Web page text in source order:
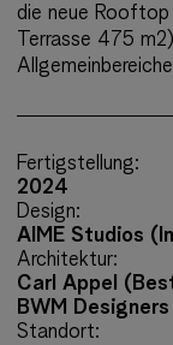
die neue
Terrasse 475
Fertigstellung:
2024
Design:
AIME Studios
Architektur:
Carl Appel
BWM
Standort: